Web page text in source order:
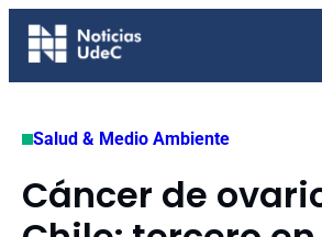
Saltar
Salud & Medio Ambiente
Cáncer de